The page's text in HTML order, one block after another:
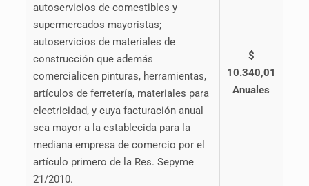
autoservicios de comestibles y
supermercados mayoristas;
autoservicios de materiales de
construcción que además
comercialicen pinturas, herramientas,
artículos de ferretería, materiales para
electricidad, y cuya facturación anual
sea mayor a la establecida para la
mediana empresa de comercio por el
artículo primero de la Res. Sepyme
21/2010.
$
10.340,01
Anuales